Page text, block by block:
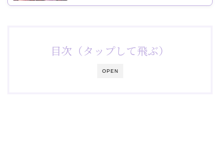
OPEN
目次（タップして飛ぶ）